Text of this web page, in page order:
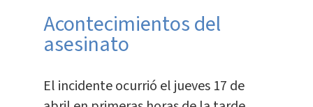
Acontecimientos del
asesinato
El incidente ocurrió el jueves 17 de